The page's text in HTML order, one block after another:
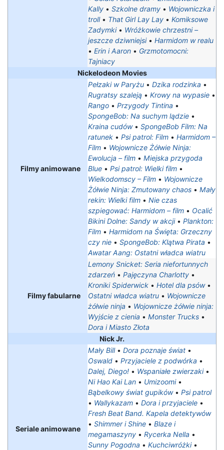
Kally • Szkolne dramy • Wojowniczka i
troll• That Girl Lay Lay • Komiksowe
Zadymki• Wróżkowie chrzestni –
jeszcze dziwniejsi• Harmidom w realu
• Erin i Aaron • Grzmotomocni:
Tajniacy
Nickelodeon Movies
Filmy animowane
Pełzaki w Paryżu • Dzika rodzinka •
Rugratsy szaleją • Krowy na wypasie •
Rango • Przygody Tintina •
SpongeBob: Na suchym lądzie •
Kraina cudów• SpongeBob Film: Na
ratunek • Psi patrol: Film • Harmidom –
Film • Wojownicze Żółwie Ninja:
Ewolucja – film • Miejska przygoda
Blue • Psi patrol: Wielki film •
Wielkodomscy – Film • Wojownicze
Żółwie Ninja: Zmutowany chaos • Mały
rekin: Wielki film • Nie czas
szpiegować: Harmidom – film • Ocalić
Bikini Dolne: Sandy w akcji• Plankton:
Film • Harmidom na Święta: Grzeczny
czy nie • SpongeBob: Klątwa Pirata •
Awatar Aang: Ostatni władca wiatru
Filmy fabularne
Lemony Snicket: Seria niefortunnych
zdarzeń • Pajęczyna Charlotty •
Kroniki Spiderwick • Hotel dla psów•
Ostatni władca wiatru • Wojownicze
żółwie ninja • Wojownicze żółwie ninja:
Wyjście z cienia • Monster Trucks •
Dora i Miasto Złota
Nick Jr.
Seriale animowane
Mały Bill• Dora poznaje świat •
Oswald • Przyjaciele z podwórka •
Dalej, Diego! • Wspaniałe zwierzaki•
Ni Hao Kai Lan • Umizoomi•
Bąbelkowy świat gupików• Psi patrol
• Wallykazam • Dora i przyjaciele •
Fresh Beat Band. Kapela detektywów
• Shimmer i Shine • Blaze i
megamaszyny • Rycerka Nella •
Sunny Pogodna • Kuchciwróżki•